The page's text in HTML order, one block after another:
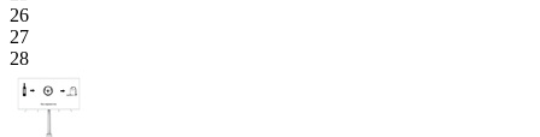
26
27
28